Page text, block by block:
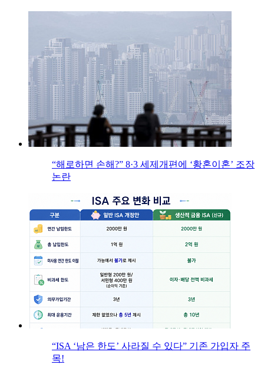
“해로하면 손해?” 8·3 세제개편에 ‘황혼이혼’ 조장
논란
“ISA ‘남은 한도’ 사라질 수 있다” 기존 가입자 주
목!